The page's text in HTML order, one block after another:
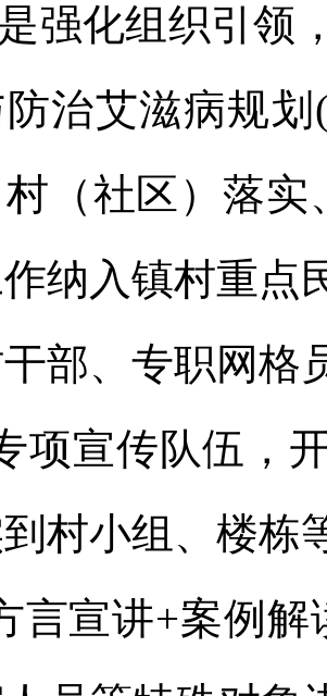
强化组织引领
治艾滋病规
（社区）落实
纳入镇村重点
部、专职网格
项宣传队伍，
村小组、楼栋
言宣讲+案例